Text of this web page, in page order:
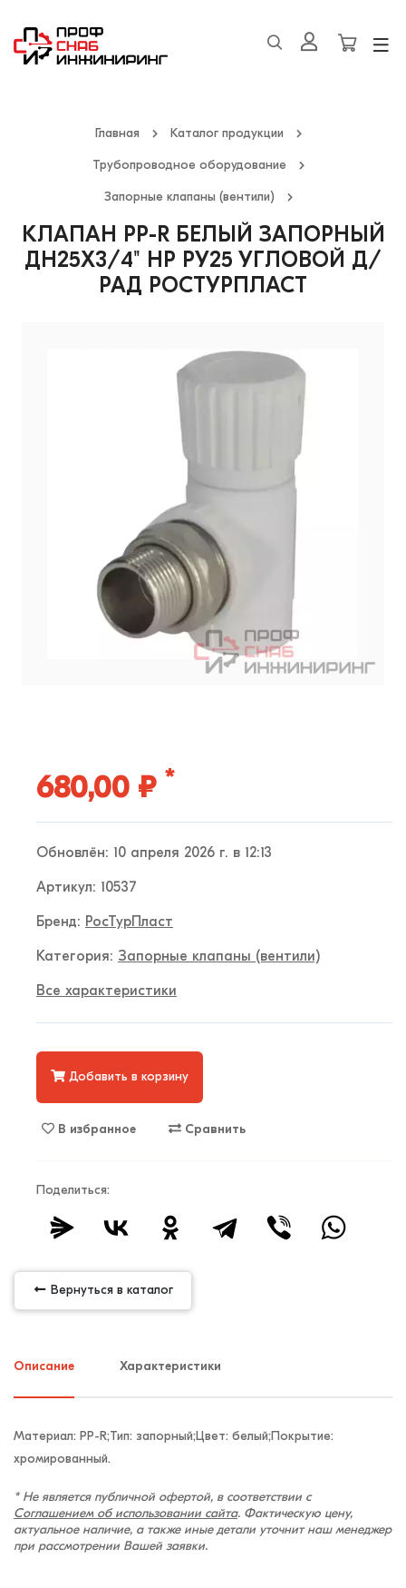
Главная Каталог продукции
Трубопроводное оборудование
Запорные клапаны (вентили)
КЛАПАН PP-R БЕЛЫЙ ЗАПОРНЫЙ
ДН25Х3/4" НР РУ25 УГЛОВОЙ Д/
РАД РОСТУРПЛАСТ
680,00 ₽ *
Обновлён: 10 апреля 2026 г. в 12:13
Артикул: 10537
Бренд: РосТурПласт
Категория: Запорные клапаны (вентили)
Все характеристики
Добавить в корзину
В избранное Сравнить
Поделиться:
Вернуться в каталог
Описание Характеристики
Материал: PP-R;Тип: запорный;Цвет: белый;Покрытие:
хромированный.
* Не является публичной офертой, в соответствии с
Соглашением об использовании сайта. Фактическую цену,
актуальное наличие, а также иные детали уточнит наш менеджер
при рассмотрении Вашей заявки.